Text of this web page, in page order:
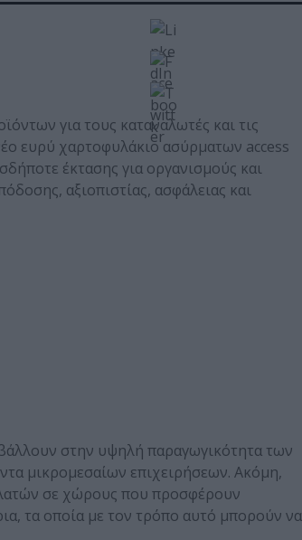
για τους καταναλωτές και τις
ευρύ χαρτοφυλάκιο ασύρματων access
έκτασης για οργανισμούς και
αξιοπιστίας, ασφάλειας και
στην υψηλή παραγωγικότητα των
μικρομεσαίων επιχειρήσεων. Ακόμη,
σε χώρους που προσφέρουν
τα οποία με τον τρόπο αυτό μπορούν να